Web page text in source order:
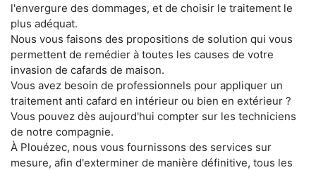
l'envergure des dommages, et de choisir le traitement le
plus adéquat.
Nous vous faisons des propositions de solution qui vous
permettent de remédier à toutes les causes de votre
invasion de cafards de maison.
Vous avez besoin de professionnels pour appliquer un
traitement anti cafard en intérieur ou bien en extérieur ?
Vous pouvez dès aujourd'hui compter sur les techniciens
de notre compagnie.
À Plouézec, nous vous fournissons des services sur
mesure, afin d'exterminer de manière définitive, tous les